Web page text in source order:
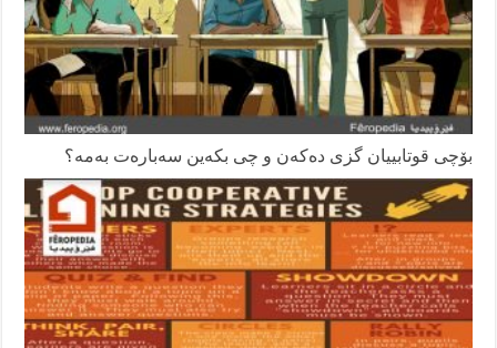
بۆچی قوتابییان گزی دەکەن و چی بکەین سەبارەت بەمە؟